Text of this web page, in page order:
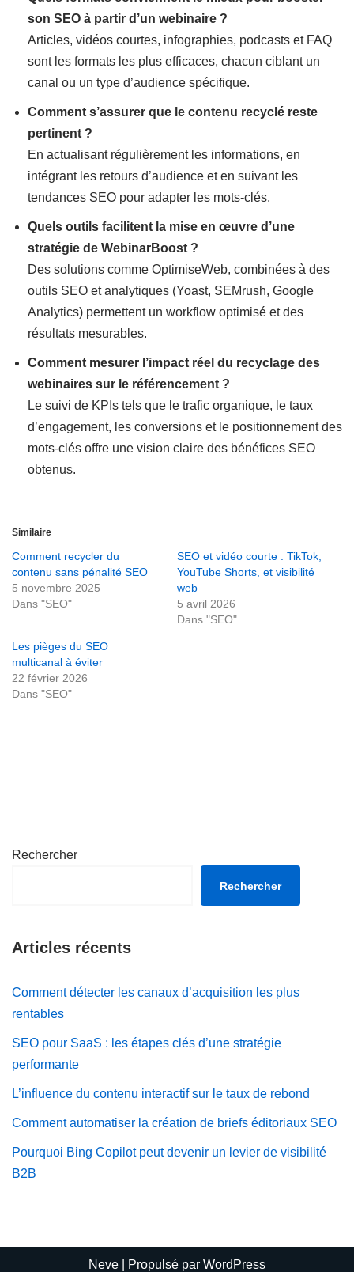
son SEO à partir d’un webinaire ?
Articles, vidéos courtes, infographies, podcasts et FAQ
sont les formats les plus efficaces, chacun ciblant un
canal ou un type d’audience spécifique.
Comment s’assurer que le contenu recyclé reste
pertinent ?
En actualisant régulièrement les informations, en
intégrant les retours d’audience et en suivant les
tendances SEO pour adapter les mots-clés.
Quels outils facilitent la mise en œuvre d’une
stratégie de WebinarBoost ?
Des solutions comme OptimiseWeb, combinées à des
outils SEO et analytiques (Yoast, SEMrush, Google
Analytics) permettent un workflow optimisé et des
résultats mesurables.
Comment mesurer l’impact réel du recyclage des
webinaires sur le référencement ?
Le suivi de KPIs tels que le trafic organique, le taux
d’engagement, les conversions et le positionnement des
mots-clés offre une vision claire des bénéfices SEO
obtenus.
Similaire
Comment recycler du
contenu sans pénalité SEO
5 novembre 2025
Dans "SEO"
SEO et vidéo courte : TikTok,
YouTube Shorts, et visibilité
web
5 avril 2026
Dans "SEO"
Les pièges du SEO
multicanal à éviter
22 février 2026
Dans "SEO"
Rechercher
Rechercher
Articles récents
Comment détecter les canaux d’acquisition les plus
rentables
SEO pour SaaS : les étapes clés d’une stratégie
performante
L’influence du contenu interactif sur le taux de rebond
Comment automatiser la création de briefs éditoriaux SEO
Pourquoi Bing Copilot peut devenir un levier de visibilité
B2B
Neve | Propulsé par WordPress